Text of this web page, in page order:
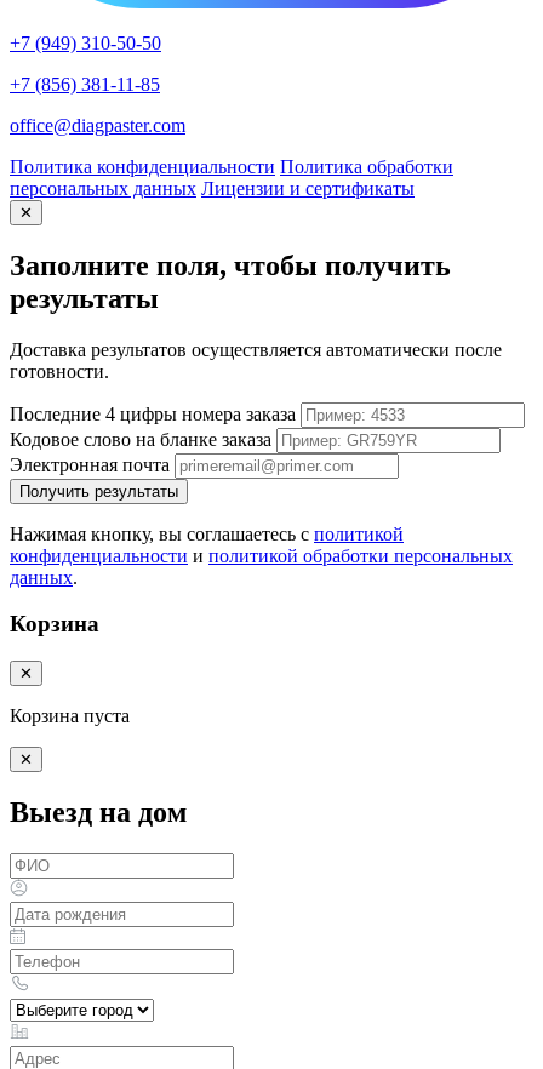
+7 (949) 310-50-50
+7 (856) 381-11-85
office@diagpaster.com
Политика конфиденциальности Политика обработки
персональных данных Лицензии и сертификаты
✕
Заполните поля, чтобы получить
результаты
Доставка результатов осуществляется автоматически после
готовности.
Последние 4 цифры номера заказа
Кодовое слово на бланке заказа
Электронная почта
Получить результаты
Нажимая кнопку, вы соглашаетесь с политикой
конфиденциальности и политикой обработки персональных
данных.
Корзина
✕
Корзина пуста
✕
Выезд на дом